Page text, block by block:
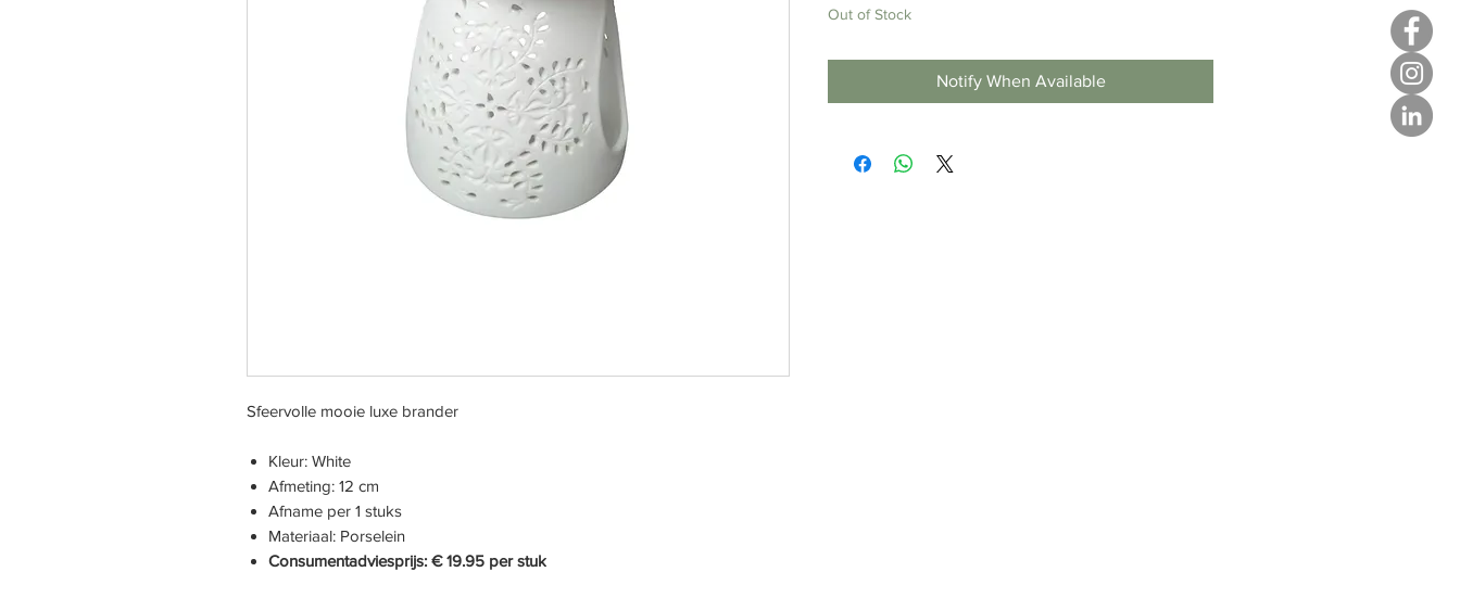
Sfeervolle mooie luxe brander
Kleur: White
Afmeting: 12 cm
Afname per 1 stuks
Materiaal: Porselein
Consumentadviesprijs: € 19.95 per stuk
Out of Stock
Notify When Available